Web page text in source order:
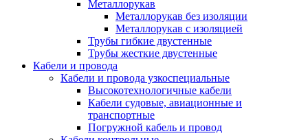
Металлорукав
Металлорукав без изоляции
Металлорукав с изоляцией
Трубы гибкие двустенные
Трубы жесткие двустенные
Кабели и провода
Кабели и провода узкоспециальные
Высокотехнологичные кабели
Кабели судовые, авиационные и
транспортные
Погружной кабель и провод